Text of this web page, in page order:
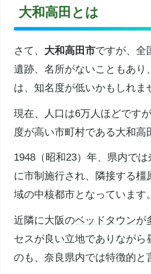
大和高田とは
さて、 大和高田市ですが、全
遺跡、名所がないこともあり
は、知名度が低いかもしれま
現在、人口は6万人ほどです
度が高い市町村である大和高
1948（昭和23）年、県内では
に市制施行され、隣接する橿
域の中核都市となっています。
近隣に大阪のベッドタウンが
セスが良い立地でありながら
のも、奈良県内では特徴的と